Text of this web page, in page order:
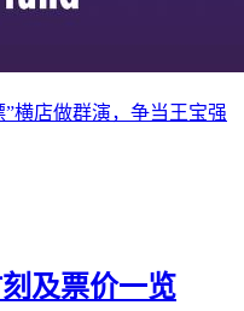
”横店做群演，争当王宝强
及票价一览